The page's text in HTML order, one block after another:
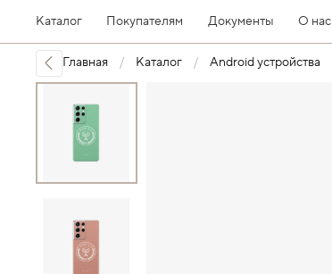
Каталог Покупателям Документы О нас
Главная Каталог Android устройства